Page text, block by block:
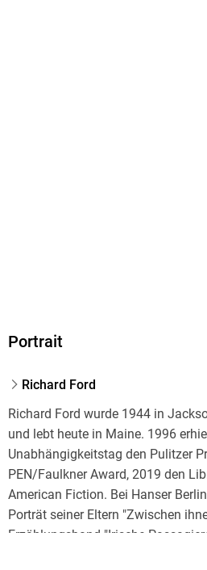
Portrait
Richard Ford
Richard Ford wurde 1944 in
und lebt heute in Maine. 1996
Unabhängigkeitstag den Pulitzer
PEN/Faulkner Award, 2019 den
American Fiction. Bei Hanser
Porträt seiner Eltern "Zwischen
Erzählungsband "Irische